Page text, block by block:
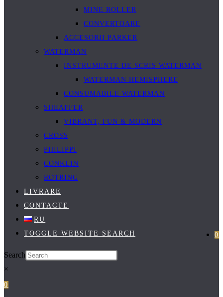
MINE ROLLER
CONVERTOARE
ACCESORII PARKER
WATERMAN
INSTRUMENTE DE SCRIS WATERMAN
WATERMAN HEMISPHERE
CONSUMABILE WATERMAN
SHEAFFER
VIBRANT, FUN & MODERN
CROSS
PHILIPPI
CONKLIN
ROTRING
LIVRARE
CONTACTE
RU
0
TOGGLE WEBSITE SEARCH
Search
×
0